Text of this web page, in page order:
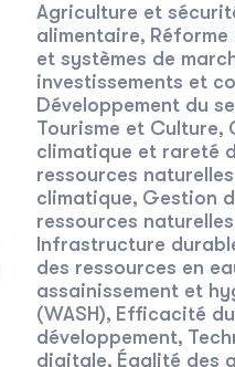
Agriculture et
alimentaire,
et systèmes de
investissements et
Développement du
Tourisme et Culture,
climatique et rareté
ressources naturelles
climatique, Gestion
ressources naturelles
Infrastructure
des ressources en
assainissement et
(WASH), Efficacité du
développement,
digitale, Égalité des